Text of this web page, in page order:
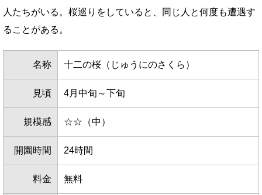
人たちがいる。桜巡りをしていると、同じ人と何度も遭遇す
ることがある。
名称 十二の桜（じゅうにのさくら）
見頃 4月中旬～下旬
規模感 ☆☆（中）
開園時間 24時間
料金 無料